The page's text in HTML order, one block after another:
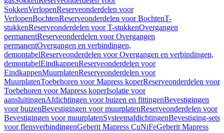
SokkenVerlopenReserveonderdelen voor
VerlopenBochtenReserveonderdelen voor BochtenT-
stukkenReserveonderdelen voor T-stukkenOvergangen
permanentReserveonderdelen voor Overgangen
permanentOvergangen en verbindingen,
demontabelReserveonderdelen voor Overgangen en verbindingen,
demontabelEindkappenReserveonderdelen voor
EindkappenMuurplatenReserveonderdelen voor
MuurplatenToebehoren voor Mapress koperReserveonderdelen voor
Toebehoren voor Mapress koperIsolatie voor
aansluitingenAfdichtingen voor buizen en fittingenBevestigingen
voor buizenBevestigingen voor muurplatenReserveonderdelen voor
Bevestigingen voor muurplatenSysteemafdichtingenBevestiging-sets
voor flensverbindingenGeberit Mapress CuNiFeGeberit Mapress